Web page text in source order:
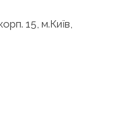
15, м.Київ,